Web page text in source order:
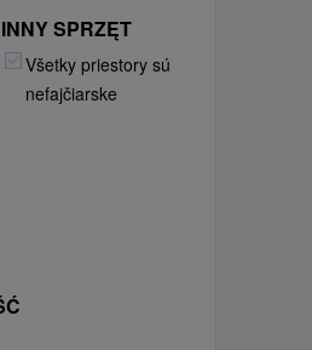
INNY SPRZĘT
Všetky priestory sú
nefajčiarske